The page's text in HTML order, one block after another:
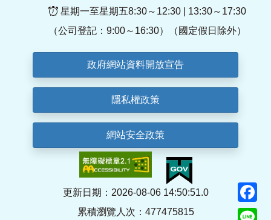
星期一至星期五8:30～12:30 | 13:30～17:30
（公司登記：9:00～16:30）（國定假日除外）
政府網站資料開放宣告
隱私權政策
網站安全政策
更新日期：2026-08-06 14:50:51.0
累積瀏覽人次：477475815